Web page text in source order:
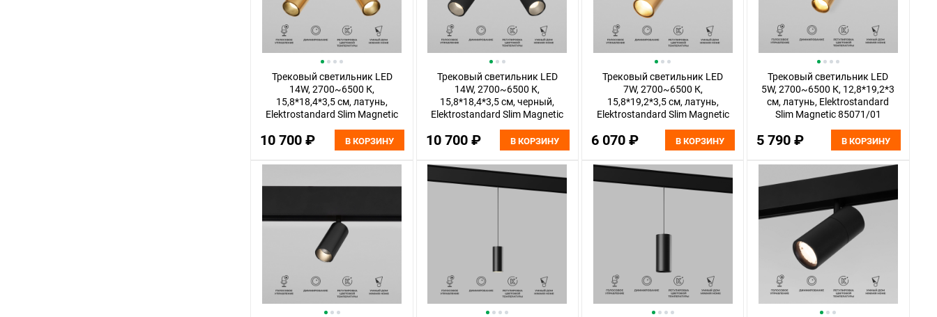
Трековый светильник LED
14W, 2700~6500 К,
15,8*18,4*3,5 см, латунь,
Elektrostandard Slim Magnetic
10 700 ₽ В КОРЗИНУ
Трековый светильник LED
14W, 2700~6500 К,
15,8*18,4*3,5 см, черный,
Elektrostandard Slim Magnetic
10 700 ₽ В КОРЗИНУ
Трековый светильник LED
7W, 2700~6500 К,
15,8*19,2*3,5 см, латунь,
Elektrostandard Slim Magnetic
6 070 ₽ В КОРЗИНУ
Трековый светильник LED
5W, 2700~6500 К, 12,8*19,2*3
см, латунь, Elektrostandard
Slim Magnetic 85071/01
5 790 ₽ В КОРЗИНУ